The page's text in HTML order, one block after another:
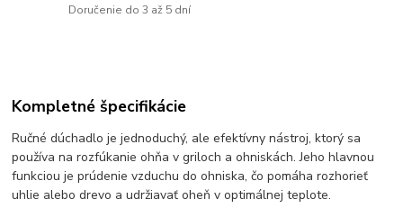
Doručenie do 3 až 5 dní
Kompletné špecifikácie
Ručné dúchadlo je jednoduchý, ale efektívny nástroj, ktorý sa
používa na rozfúkanie ohňa v griloch a ohniskách. Jeho hlavnou
funkciou je prúdenie vzduchu do ohniska, čo pomáha rozhorieť
uhlie alebo drevo a udržiavať oheň v optimálnej teplote.